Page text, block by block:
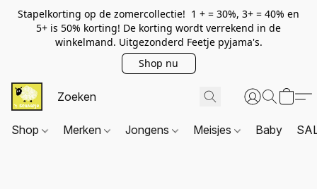
Stapelkorting op de zomercollectie! 1 + = 30%, 3+ = 40% en
5+ is 50% korting! De korting wordt verrekend in de
winkelmand. Uitgezonderd Feetje pyjama's.
Shop nu
Shop Merken Jongens Meisjes Baby